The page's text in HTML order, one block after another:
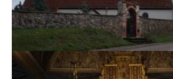
KANCELARIA PARAFIALNA